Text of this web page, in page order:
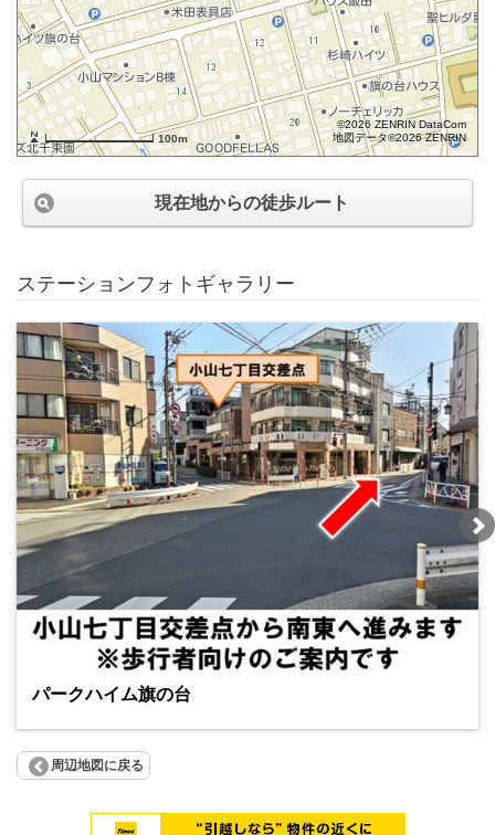
100m
©2026 ZENRIN DataCom
地図データ©2026 ZENRIN
現在地からの徒歩ルート
ステーションフォトギャラリー
パークハイム旗の台
周辺地図に戻る